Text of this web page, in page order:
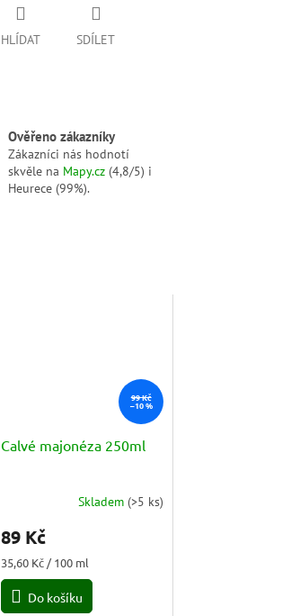
HLÍDAT SDÍLET
Ověřeno zákazníky
Zákazníci nás hodnotí
skvěle na Mapy.cz (4,8/5) i
Heurece (99%).
99 Kč
–10 %
Calvé majonéza 250ml
produktu
5,0
5
Skladem(>5 ks)
89 Kč
Měrná
cena:
35,60 Kč / 100 ml
Do košíku